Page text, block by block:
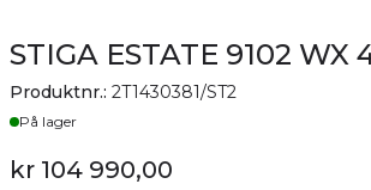
STIGA ESTATE 9102 WX
Produktnr.: 2T1430381/ST2
Lager
På lager
kr 104 990,00